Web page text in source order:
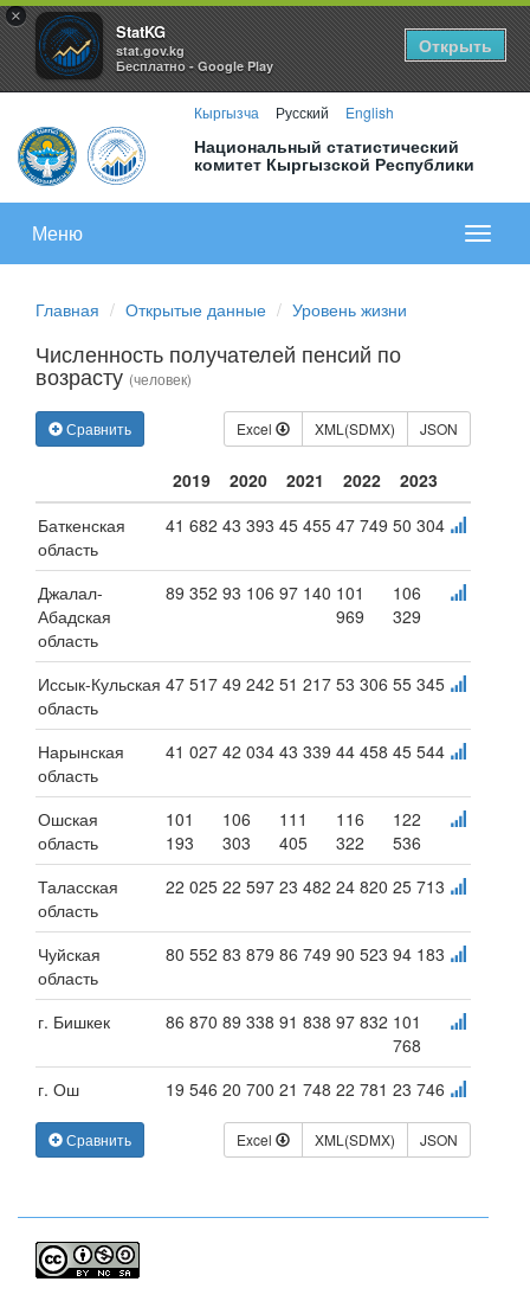
×
StatKG
stat.gov.kg
Бесплатно - Google Play
Открыть
Кыргызча Русский English
Национальный статистический
комитет Кыргызской Республики
меню
Меню
Главная Открытые данные Уровень жизни
Численность получателей пенсий по
возрасту (человек)
Сравнить Excel XML(SDMX) JSON
2019 2020 2021 2022
2023
Баткенская
область
41 682 43 393 45 455 47 749 50 304
Джалал-
Абадская
область
89 352 93 106 97 140 101
969
106
329
Иссык-Кульская
область
47 517 49 242 51 217 53 306 55 345
Нарынская
область
41 027 42 034 43 339 44 458 45 544
Ошская
область
101
193
106
303
111
405
116
322
122
536
Таласская
область
22 025 22 597 23 482 24 820 25 713
Чуйская
область
80 552 83 879 86 749 90 523 94 183
г. Бишкек 86 870 89 338 91 838 97 832 101
768
г. Ош
19 546 20 700 21 748 22 781 23 746
Сравнить Excel XML(SDMX) JSON